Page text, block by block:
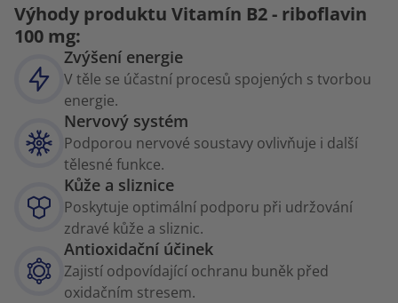
Výhody produktu Vitamín B2 - riboflavin
100 mg:
Zvýšení energie
V těle se účastní procesů spojených s tvorbou
energie.
Nervový systém
Podporou nervové soustavy ovlivňuje i další
tělesné funkce.
Kůže a sliznice
Poskytuje optimální podporu při udržování
zdravé kůže a sliznic.
Antioxidační účinek
Zajistí odpovídající ochranu buněk před
oxidačním stresem.